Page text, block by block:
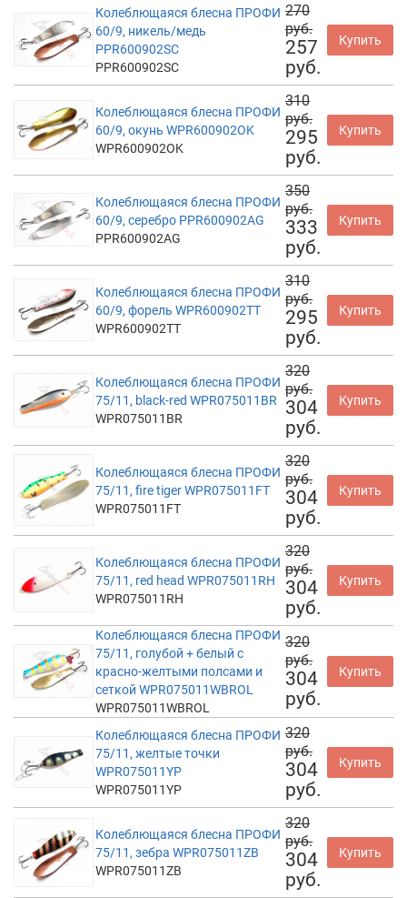
Колеблющаяся блесна ПРОФИ
60/9, никель/медь
PPR600902SC
PPR600902SC
270
руб.
257
руб.
Купить
Колеблющаяся блесна ПРОФИ
60/9, окунь WPR600902OK
WPR600902OK
310
руб.
295
руб.
Купить
Колеблющаяся блесна ПРОФИ
60/9, серебро PPR600902AG
PPR600902AG
350
руб.
333
руб.
Купить
Колеблющаяся блесна ПРОФИ
60/9, форель WPR600902TT
WPR600902TT
310
руб.
295
руб.
Купить
Колеблющаяся блесна ПРОФИ
75/11, black-red WPR075011BR
WPR075011BR
320
руб.
304
руб.
Купить
Колеблющаяся блесна ПРОФИ
75/11, fire tiger WPR075011FT
WPR075011FT
320
руб.
304
руб.
Купить
Колеблющаяся блесна ПРОФИ
75/11, red head WPR075011RH
WPR075011RH
320
руб.
304
руб.
Купить
Колеблющаяся блесна ПРОФИ
75/11, голубой + белый с
красно-желтыми полсами и
сеткой WPR075011WBROL
WPR075011WBROL
320
руб.
304
руб.
Купить
Колеблющаяся блесна ПРОФИ
75/11, желтые точки
WPR075011YP
WPR075011YP
320
руб.
304
руб.
Купить
Колеблющаяся блесна ПРОФИ
75/11, зебра WPR075011ZB
WPR075011ZB
320
руб.
304
руб.
Купить